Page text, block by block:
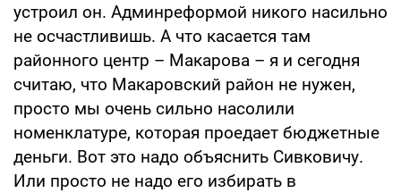
устроил он. Админреформой никого насильно
не осчастливишь. А что касается там
районного центр – Макарова – я и сегодня
считаю, что Макаровский район не нужен,
просто мы очень сильно насолили
номенклатуре, которая проедает бюджетные
деньги. Вот это надо объяснить Сивковичу.
Или просто не надо его избирать в